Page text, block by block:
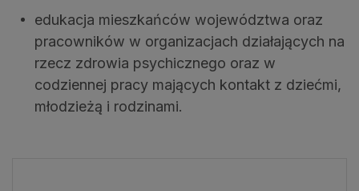
edukacja mieszkańców województwa oraz
pracowników w organizacjach działających na
rzecz zdrowia psychicznego oraz w
codziennej pracy mających kontakt z dziećmi,
młodzieżą i rodzinami.